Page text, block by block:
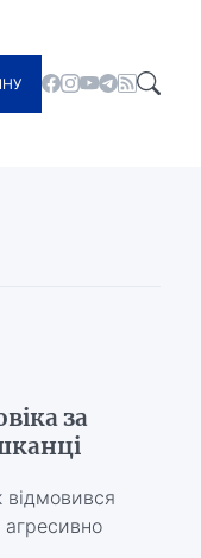
за
відмовився
агресивно